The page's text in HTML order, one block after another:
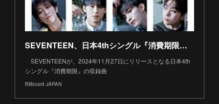
SEVENTEEN、日本4thシングル『消費期限』収録曲＆プレビュー動画を公開 | Daily News | Billboard JAPAN
SEVENTEENが、2024年11月27日にリリースとなる日本4th
シングル『消費期限』の収録曲
Billboard JAPAN